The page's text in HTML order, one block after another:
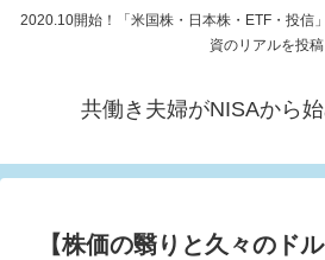
2020.10開始！「米国株・日本株・ETF・投信
資のリアルを投稿
共働き夫婦がNISAから
【株価の翳りと久々のド